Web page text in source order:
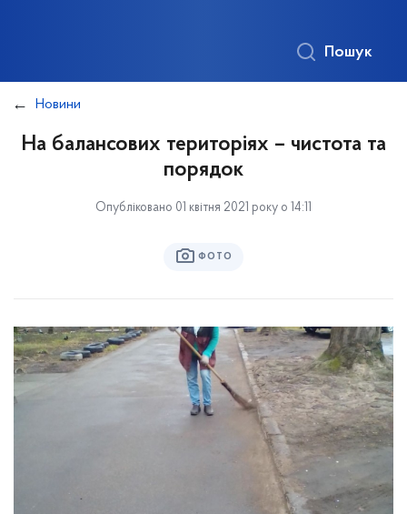
Пошук
Новини
На балансових територіях – чистота та
порядок
Опубліковано 01 квітня 2021 року о 14:11
ФОТО